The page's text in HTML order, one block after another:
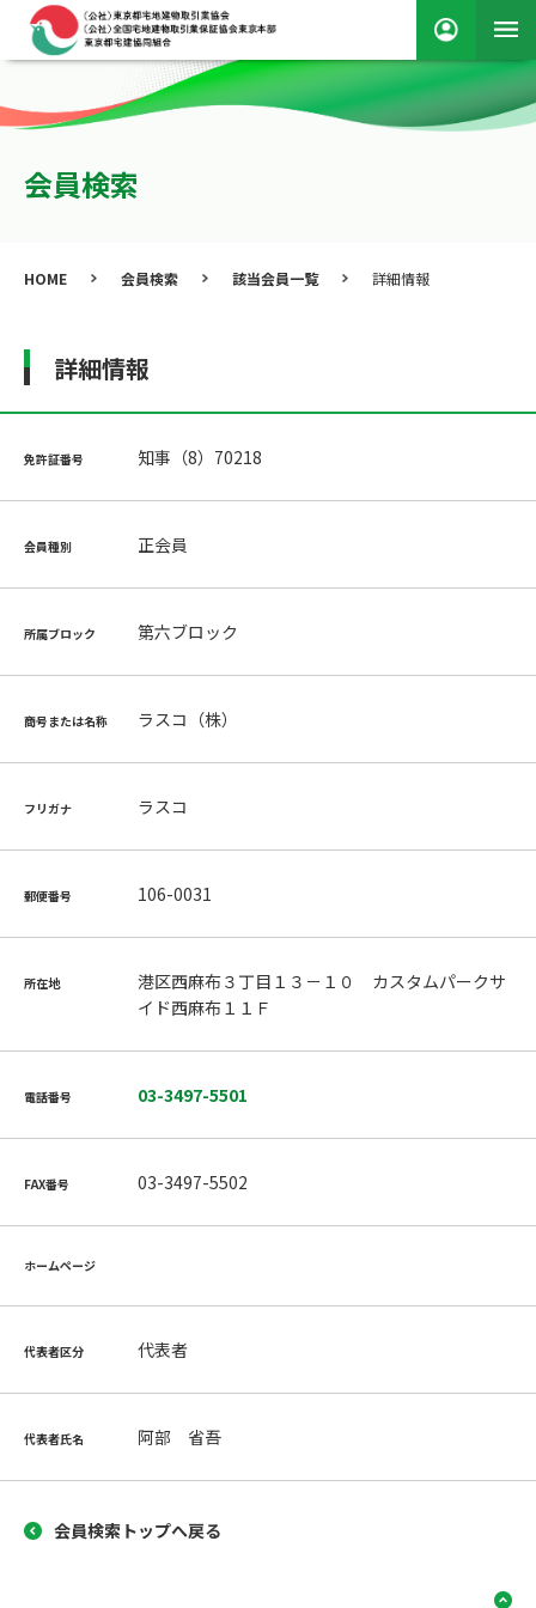
会員検索
HOME 会員検索 該当会員一覧 詳細情報
詳細情報
免許証番号 知事（8）70218
会員種別 正会員
所属ブロック 第六ブロック
商号または名称 ラスコ（株）
フリガナ ラスコ
郵便番号 106-0031
所在地
港区西麻布３丁目１３－１０ カスタムパークサ
イド西麻布１１Ｆ
電話番号 03-3497-5501
FAX番号 03-3497-5502
ホームページ
代表者区分 代表者
代表者氏名 阿部 省吾
会員検索トップへ戻る